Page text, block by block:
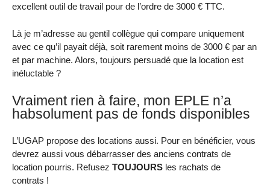
excellent outil de travail pour de l’ordre de 3000 € TTC.
Là je m’adresse au gentil collègue qui compare uniquement
avec ce qu’il payait déjà, soit rarement moins de 3000 € par an
et par machine. Alors, toujours persuadé que la location est
inéluctable ?
Vraiment rien à faire, mon EPLE n’a
habsolument pas de fonds disponibles
L’UGAP propose des locations aussi. Pour en bénéficier, vous
devrez aussi vous débarrasser des anciens contrats de
location pourris. Refusez TOUJOURS les rachats de
contrats !